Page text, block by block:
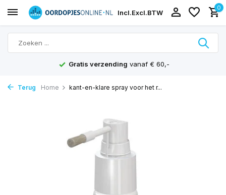
Incl.Excl.BTW
0
Gratis verzending vanaf € 60,-
Terug Home kant-en-klare spray voor het r...